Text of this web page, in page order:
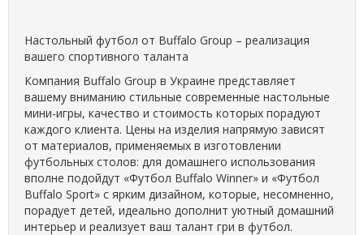
Настольный футбол от Buffalo Group – реализация
вашего спортивного таланта
Компания Buffalo Group в Украине представляет
вашему вниманию стильные современные настольные
мини-игры, качество и стоимость которых порадуют
каждого клиента. Цены на изделия напрямую зависят
от материалов, применяемых в изготовлении
футбольных столов: для домашнего использования
вполне подойдут «Футбол Buffalo Winner» и «Футбол
Buffalo Sport» с ярким дизайном, которые, несомненно,
порадует детей, идеально дополнит уютный домашний
интерьер и реализует ваш талант гри в футбол.